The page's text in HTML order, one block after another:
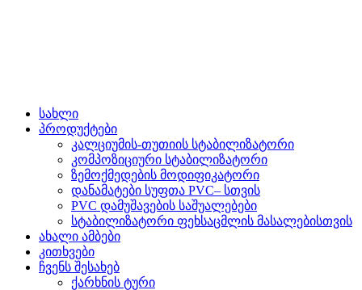
სახლი
პროდუქტები
კალციუმის-თუთიის სტაბილიზატორი
კომპოზიციური სტაბილიზატორი
ზემოქმედების მოდიფიკატორი
დანამატები სუფთა PVC– სთვის
PVC დამუშავების საშუალებები
სტაბილიზატორი ფეხსაცმლის მასალებისთვის
ახალი ამბები
კითხვები
ჩვენს შესახებ
ქარხნის ტური